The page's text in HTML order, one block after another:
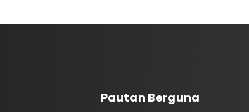
Pautan Berguna